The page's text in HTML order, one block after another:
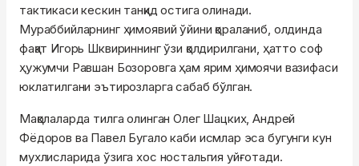
тактикаси кескин танқид остига олинади.
Мураббийларнинг ҳимоявий ўйини қораланиб, олдинда
фақат Игорь Шквириннинг ўзи қолдирилгани, ҳатто соф
ҳужумчи Равшан Бозоровга ҳам ярим ҳимоячи вазифаси
юклатилгани эътирозларга сабаб бўлган.
Мақолаларда тилга олинган Олег Шацких, Андрей
Фёдоров ва Павел Бугало каби исмлар эса бугунги кун
мухлисларида ўзига хос ностальгия уйғотади.